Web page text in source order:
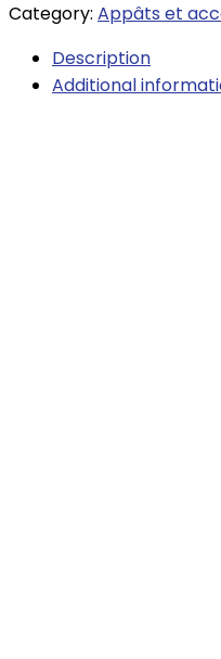
Category: Appâts et
Description
Additional